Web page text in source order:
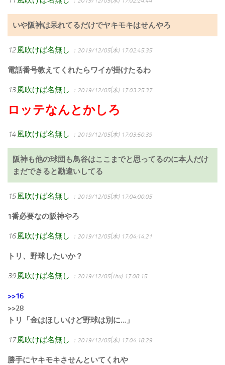
いや阪神は呆れてるだけでヤキモキはせんやろ
12 風吹けば名無し ：2019/12/05(木) 17:02:45.35
電話番号教えてくれたらワイが掛けたるわ
13 風吹けば名無し ：2019/12/05(木) 17:03:25.37
ロッテなんとかしろ
14 風吹けば名無し ：2019/12/05(木) 17:03:50.39
阪神も他の球団も鳥谷はここまでと思ってるのに本人だけ
まだできると勘違いしてる
15 風吹けば名無し ：2019/12/05(木) 17:04:00.05
1番必要なの阪神やろ
16 風吹けば名無し ：2019/12/05(木) 17:04:14.21
トリ、野球したいか？
39 風吹けば名無し ：2019/12/05(Thu) 17:08:15
>>16
>>28
トリ「金はほしいけど野球は別に…」
17 風吹けば名無し ：2019/12/05(木) 17:04:18.29
勝手にヤキモキさせんといてくれや